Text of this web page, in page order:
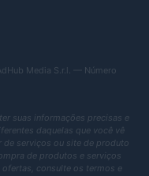
Media S.r.l. — Número
suas informações precisas e
daquelas que você vê
de serviços ou site de produto
de produtos e serviços
ofertas, consulte os termos e